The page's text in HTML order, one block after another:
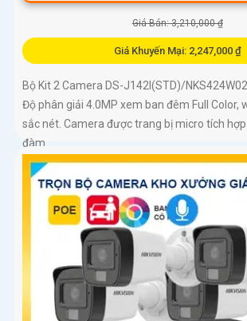
Giá Bán: 3,210,000 ₫
Giá Khuyến Mại: 2,247,000 ₫
Bộ Kit 2 Camera DS-J142I(STD)/
Độ phân giải 4.0MP xem ban đêm Full Color,
sắc nét. Camera được trang bị micro tích
đàm...